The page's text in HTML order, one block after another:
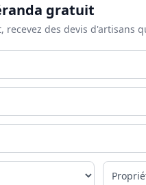
gratuit
recevez des devis d'artisans